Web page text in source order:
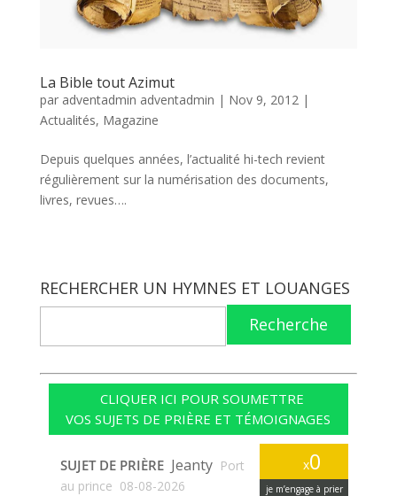
La Bible tout Azimut
par adventadmin adventadmin | Nov 9, 2012|
Actualités, Magazine
Depuis quelques années, l’actualité hi-tech revient
régulièrement sur la numérisation des documents,
livres, revues….
RECHERCHER UN HYMNES ET LOUANGES
Recherche
CLIQUER ICI POUR SOUMETTRE
VOS SUJETS DE PRIÈRE ET TÉMOIGNAGES
x0
je m’engage à prier
SUJET DE PRIÈRE Jeanty Port
au prince 08-08-2026